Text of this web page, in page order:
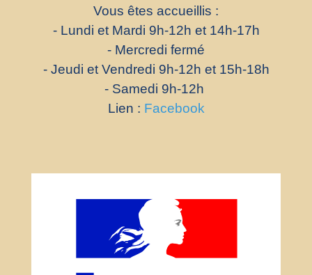
Vous êtes accueillis :
- Lundi et Mardi 9h-12h et 14h-17h
- Mercredi fermé
- Jeudi et Vendredi 9h-12h et 15h-18h
- Samedi 9h-12h
Lien : Facebook